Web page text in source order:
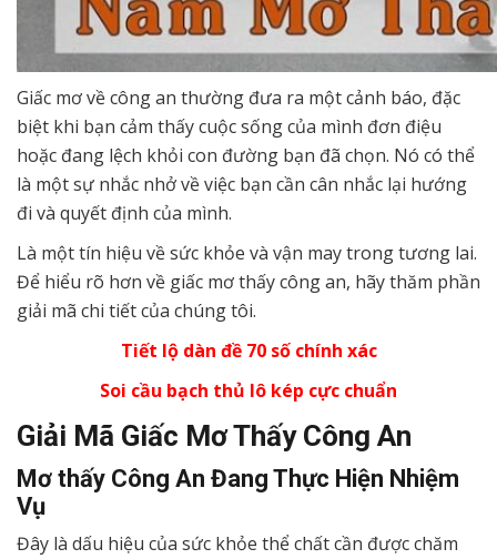
Giấc mơ về công an thường đưa ra một cảnh báo, đặc
biệt khi bạn cảm thấy cuộc sống của mình đơn điệu
hoặc đang lệch khỏi con đường bạn đã chọn. Nó có thể
là một sự nhắc nhở về việc bạn cần cân nhắc lại hướng
đi và quyết định của mình.
Là một tín hiệu về sức khỏe và vận may trong tương lai.
Để hiểu rõ hơn về giấc mơ thấy công an, hãy thăm phần
giải mã chi tiết của chúng tôi.
Tiết lộ dàn đề 70 số chính xác
Soi cầu bạch thủ lô kép cực chuẩn
Giải Mã Giấc Mơ Thấy Công An
Mơ thấy Công An Đang Thực Hiện Nhiệm
Vụ
Đây là dấu hiệu của sức khỏe thể chất cần được chăm